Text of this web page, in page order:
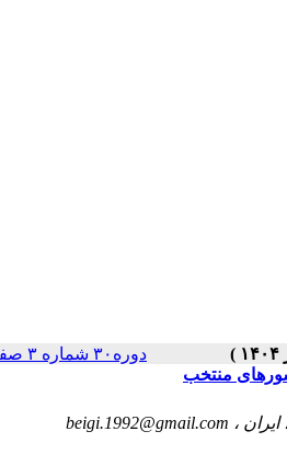
دوره۳۰ شماره ۳ صفحات ۱۸۲-۱۵۹
منتخب
، beigi.1992@gmail.com